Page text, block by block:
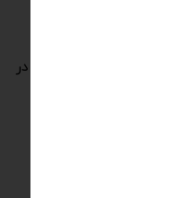
داخلی است. این
بطری‌های پلاستیکی در